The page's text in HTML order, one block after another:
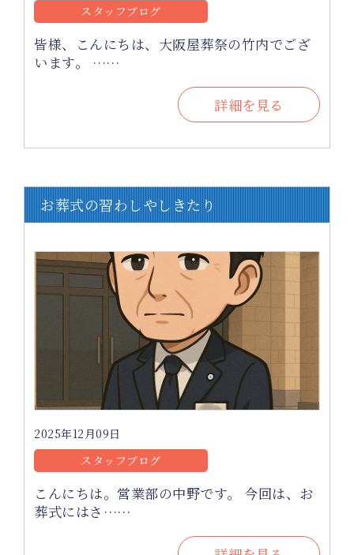
スタッフブログ
皆様、こんにちは、大阪屋葬祭の竹内でござ
います。 ……
詳細を見る
お葬式の習わしやしきたり
2025年12月09日
スタッフブログ
こんにちは。営業部の中野です。 今回は、お
葬式にはさ……